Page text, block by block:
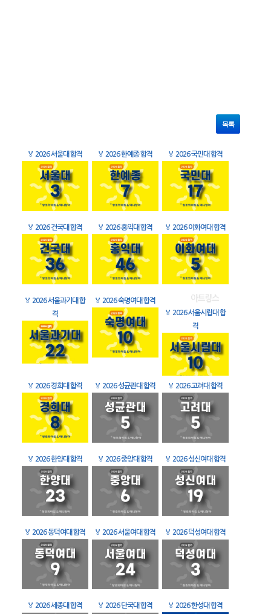
목록
🏅 2026 서울대 합격 🏅 2026 한예종 합격 🏅 2026 국민대 합격
🏅 2026 건국대 합격 🏅 2026 홍익대 합격 🏅 2026 이화여대 합격
🏅 2026 서울과기대 합
격
🏅 2026 숙명여대 합격
🏅 2026 서울시립대 합
격
🏅 2026 경희대 합격 🏅 2026 성균관대 합격 🏅 2026 고려대 합격
🏅 2026 한양대 합격 🏅 2026 중앙대 합격 🏅 2026 성신여대 합격
🏅 2026 동덕여대 합격 🏅 2026 서울여대 합격 🏅 2026 덕성여대 합격
🏅 2026 세종대 합격 🏅 2026 단국대 합격 🏅 2026 한성대 합격